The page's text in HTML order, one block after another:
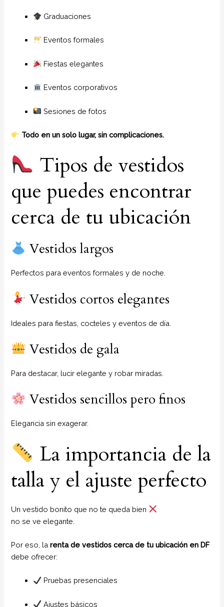
Graduaciones
Eventos formales
Fiestas elegantes
Eventos corporativos
Sesiones de fotos
Todo en un solo lugar, sin complicaciones.
Tipos de vestidos
que puedes encontrar
cerca de tu ubicación
Vestidos largos
Perfectos para eventos formales y de noche.
Vestidos cortos elegantes
Ideales para fiestas, cocteles y eventos de día.
Vestidos de gala
Para destacar, lucir elegante y robar miradas.
Vestidos sencillos pero finos
Elegancia sin exagerar.
La importancia de la
talla y el ajuste perfecto
Un vestido bonito que no te queda bien
no se ve elegante.
Por eso, larenta de vestidos cerca de tu ubicación en DF
debe ofrecer:
Pruebas presenciales
Ajustes básicos